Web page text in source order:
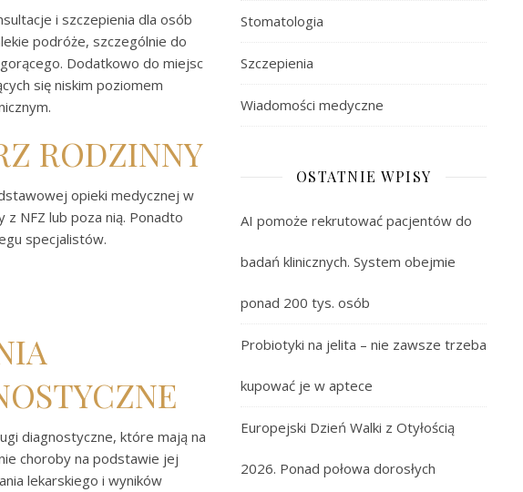
i szczepienia dla osób
podróże, szczególnie do
Dodatkowo do miejsc
się niskim poziomem
RODZINNY
opieki medycznej w
z NFZ lub poza nią. Ponadto
specjalistów.
diagnostyczne, które mają na
choroby na podstawie jej
lekarskiego i wyników
Stomatologia
Szczepienia
Wiadomości medyczne
OSTATNIE WPISY
AI pomoże rekrutować pacjentów do
badań klinicznych. System obejmie
ponad 200 tys. osób
Probiotyki na jelita – nie zawsze trzeba
kupować je w aptece
Europejski Dzień Walki z Otyłością
2026. Ponad połowa dorosłych